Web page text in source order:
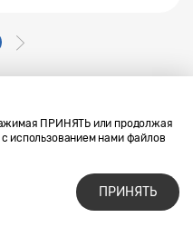
ПРИНЯТЬ или продолжая
использованием нами файлов
ПРИНЯТЬ
материалов